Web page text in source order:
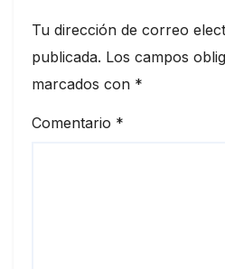
Tu dirección de correo
publicada. Los campos
marcados con *
Comentario *